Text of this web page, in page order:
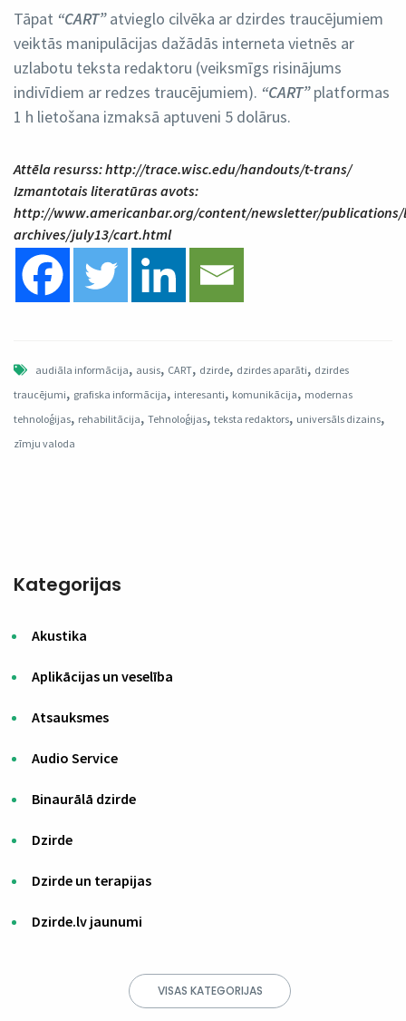
Tāpat “CART”atvieglo cilvēka ar dzirdes traucējumiem
veiktās manipulācijas dažādās interneta vietnēs ar
uzlabotu teksta redaktoru (veiksmīgs risinājums
indivīdiem ar redzes traucējumiem). “CART”platformas
1 h lietošana izmaksā aptuveni 5 dolārus.
Attēla resurss: http://trace.wisc.edu/handouts/t-trans/
Izmantotais literatūras avots:
http://www.americanbar.org/content/newsletter/
archives/july13/cart.html
audiāla informācija, ausis, CART, dzirde, dzirdes aparāti, dzirdes
traucējumi, grafiska informācija, interesanti, komunikācija, modernas
tehnoloģijas, rehabilitācija, Tehnoloģijas, teksta redaktors, universāls dizains,
zīmju valoda
Kategorijas
Akustika
Aplikācijas un veselība
Atsauksmes
Audio Service
Binaurālā dzirde
Dzirde
Dzirde un terapijas
Dzirde.lv jaunumi
VISAS KATEGORIJAS